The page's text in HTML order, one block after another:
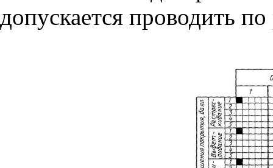
допускается проводить